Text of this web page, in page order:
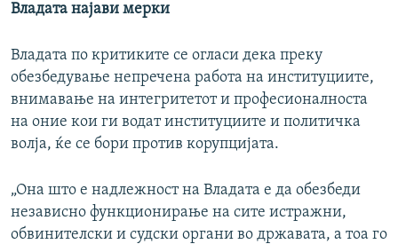
Владата најави мерки
Владата по критиките се огласи дека преку
обезбедување непречена работа на институциите,
внимавање на интегритетот и професионалноста
на оние кои ги водат институциите и политичка
волја, ќе се бори против корупцијата.
„Она што е надлежност на Владата е да обезбеди
независно функционирање на сите истражни,
обвинителски и судски органи во државата, а тоа го